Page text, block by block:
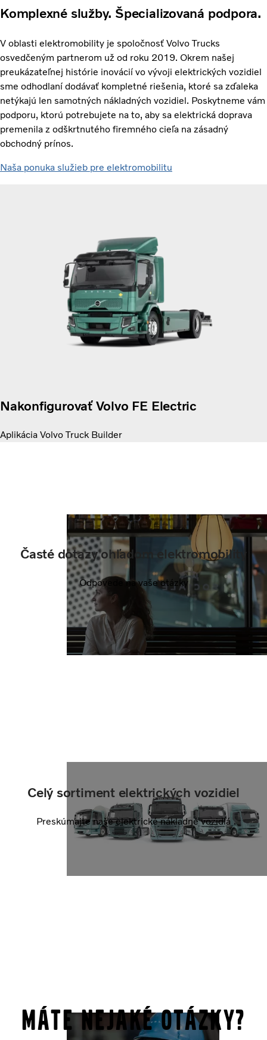
Komplexné služby. Špecializovaná podpora.
V oblasti elektromobility je spoločnosť Volvo Trucks
osvedčeným partnerom už od roku 2019. Okrem našej
preukázateľnej histórie inovácií vo vývoji elektrických vozidiel
sme odhodlaní dodávať kompletné riešenia, ktoré sa zďaleka
netýkajú len samotných nákladných vozidiel. Poskytneme vám
podporu, ktorú potrebujete na to, aby sa elektrická doprava
premenila z odškrtnutého firemného cieľa na zásadný
obchodný prínos.
Naša ponuka služieb pre elektromobilitu
Nakonfigurovať Volvo FE Electric
Aplikácia Volvo Truck Builder
Časté dotazy ohľadom elektromobility
Odpovede na vaše otázky
Celý sortiment elektrických vozidiel
Preskúmajte naše elektrické nákladné vozidlá
Máte nejaké otázky?